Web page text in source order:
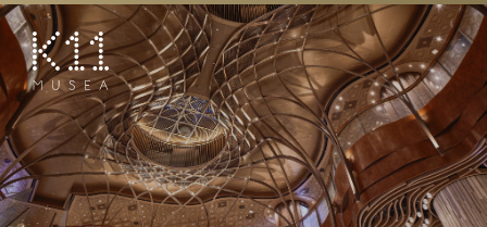
EN 简
藝術及文化
店鋪
美饌